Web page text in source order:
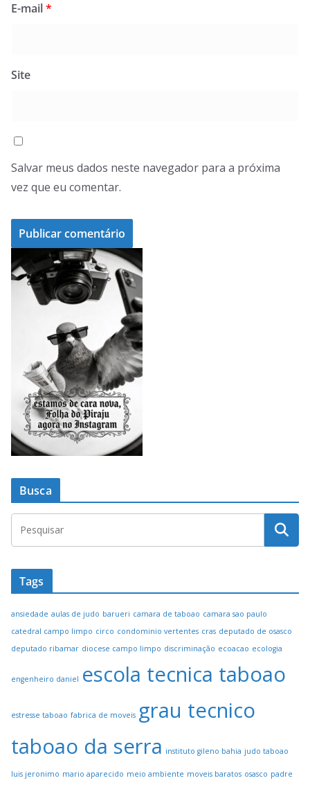
E-mail*
Site
Salvar meus dados neste navegador para a próxima
vez que eu comentar.
Busca
Tags
ansiedade aulas de judo barueri camara de taboao camara sao paulo
catedral campo limpo circo condominio vertentes cras deputado de osasco
deputado ribamar diocese campo limpo discriminação ecoacao ecologia
engenheiro daniel escola tecnica taboao
estresse taboao fabrica de moveis grau tecnico
taboao da serra instituto gileno bahia judo taboao
luis jeronimo mario aparecido meio ambiente moveis baratos osasco padre